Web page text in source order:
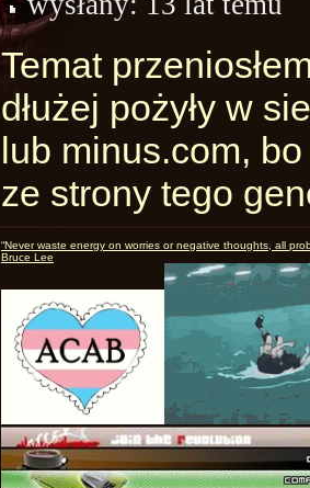
Temat
dłużej pożyły w
lub minus.com,
ze strony tego
“Never waste energy on worries or negative thoughts, all
Bruce Lee